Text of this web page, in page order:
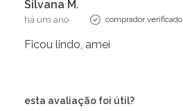
Silvana M.
há um ano comprador verificado
Ficou lindo, amei
esta avaliação foi útil?